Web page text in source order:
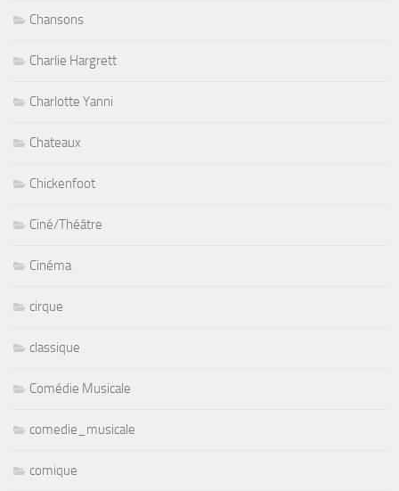
Chansons
Charlie Hargrett
Charlotte Yanni
Chateaux
Chickenfoot
Ciné/Théâtre
Cinéma
cirque
classique
Comédie Musicale
comedie_musicale
comique